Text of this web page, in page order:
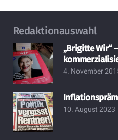
Redaktionauswahl
„Brigitte Wir“
4. November
10. August 2023